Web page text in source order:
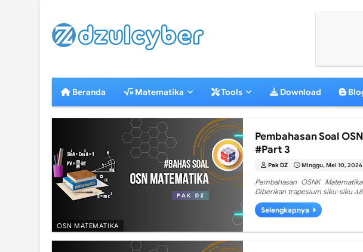
Beranda Matematika Tools Download
OSN MATEMATIKA
Pembahasan Soal
#Part 3
Pak DZ Minggu, Mei 10, 2026
Pembahasan OSNK
Diberikan trapesium siku-siku
Selengkapnya